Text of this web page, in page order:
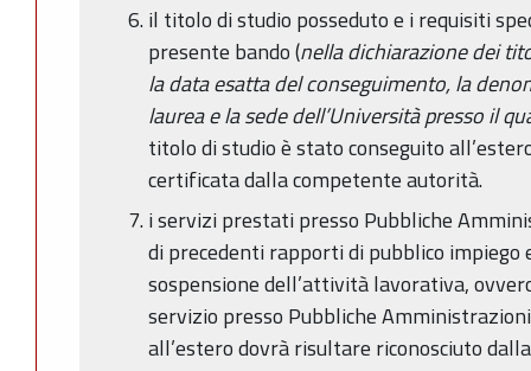
il titolo di studio posseduto e i requisiti
presente bando (nella dichiarazione dei
la data esatta del conseguimento, la
laurea e la sede dell’Università presso il
titolo di studio è stato conseguito
certificata dalla competente autorità.
i servizi prestati presso Pubbliche
di precedenti rapporti di pubblico impiego
sospensione dell’attività lavorativa,
servizio presso Pubbliche
all’estero dovrà risultare riconosciuto